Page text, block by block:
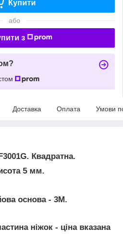
Купити
або
з
Доставка Оплата Умови
Квадратна.
5 мм.
основа - 3M.
ніжок - ціна вказана